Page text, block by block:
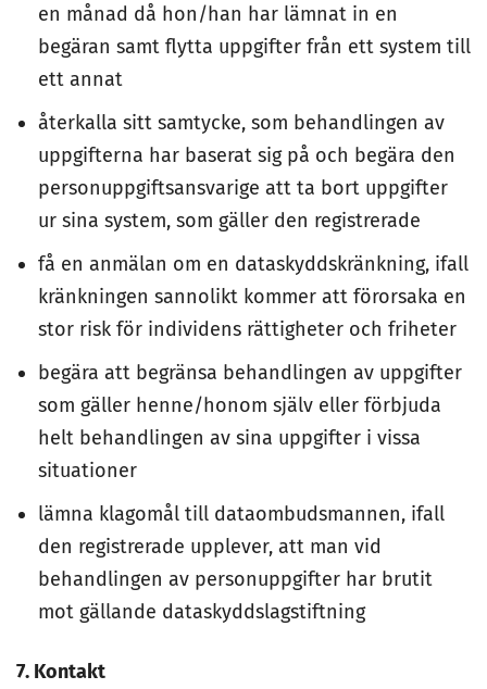
en månad då hon/han har lämnat in en
begäran samt flytta uppgifter från ett system till
ett annat
återkalla sitt samtycke, som behandlingen av
uppgifterna har baserat sig på och begära den
personuppgiftsansvarige att ta bort uppgifter
ur sina system, som gäller den registrerade
få en anmälan om en dataskyddskränkning, ifall
kränkningen sannolikt kommer att förorsaka en
stor risk för individens rättigheter och friheter
begära att begränsa behandlingen av uppgifter
som gäller henne/honom själv eller förbjuda
helt behandlingen av sina uppgifter i vissa
situationer
lämna klagomål till dataombudsmannen, ifall
den registrerade upplever, att man vid
behandlingen av personuppgifter har brutit
mot gällande dataskyddslagstiftning
7. Kontakt